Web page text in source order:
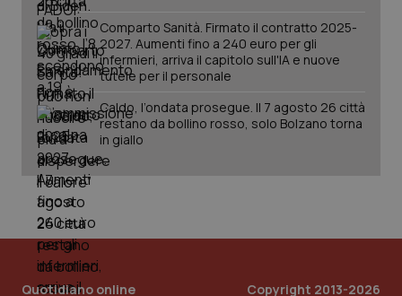
Comparto Sanità. Firmato il contratto 2025-
2027. Aumenti fino a 240 euro per gli
infermieri, arriva il capitolo sull'IA e nuove
tutele per il personale
Caldo, l’ondata prosegue. Il 7 agosto 26 città
restano da bollino rosso, solo Bolzano torna
in giallo
Quotidiano online Copyright 2013-2026